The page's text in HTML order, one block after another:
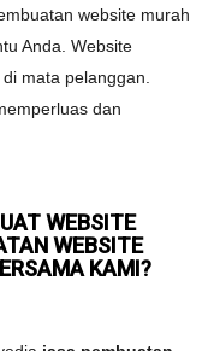
website murah
Anda. Website
mata pelanggan.
dan
WEBSITE
WEBSITE
KAMI?